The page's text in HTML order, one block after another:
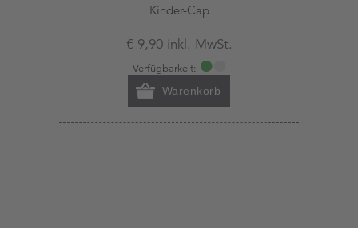
Kinder-Cap
€ 9,90 inkl. MwSt.
Verfügbarkeit:
Warenkorb